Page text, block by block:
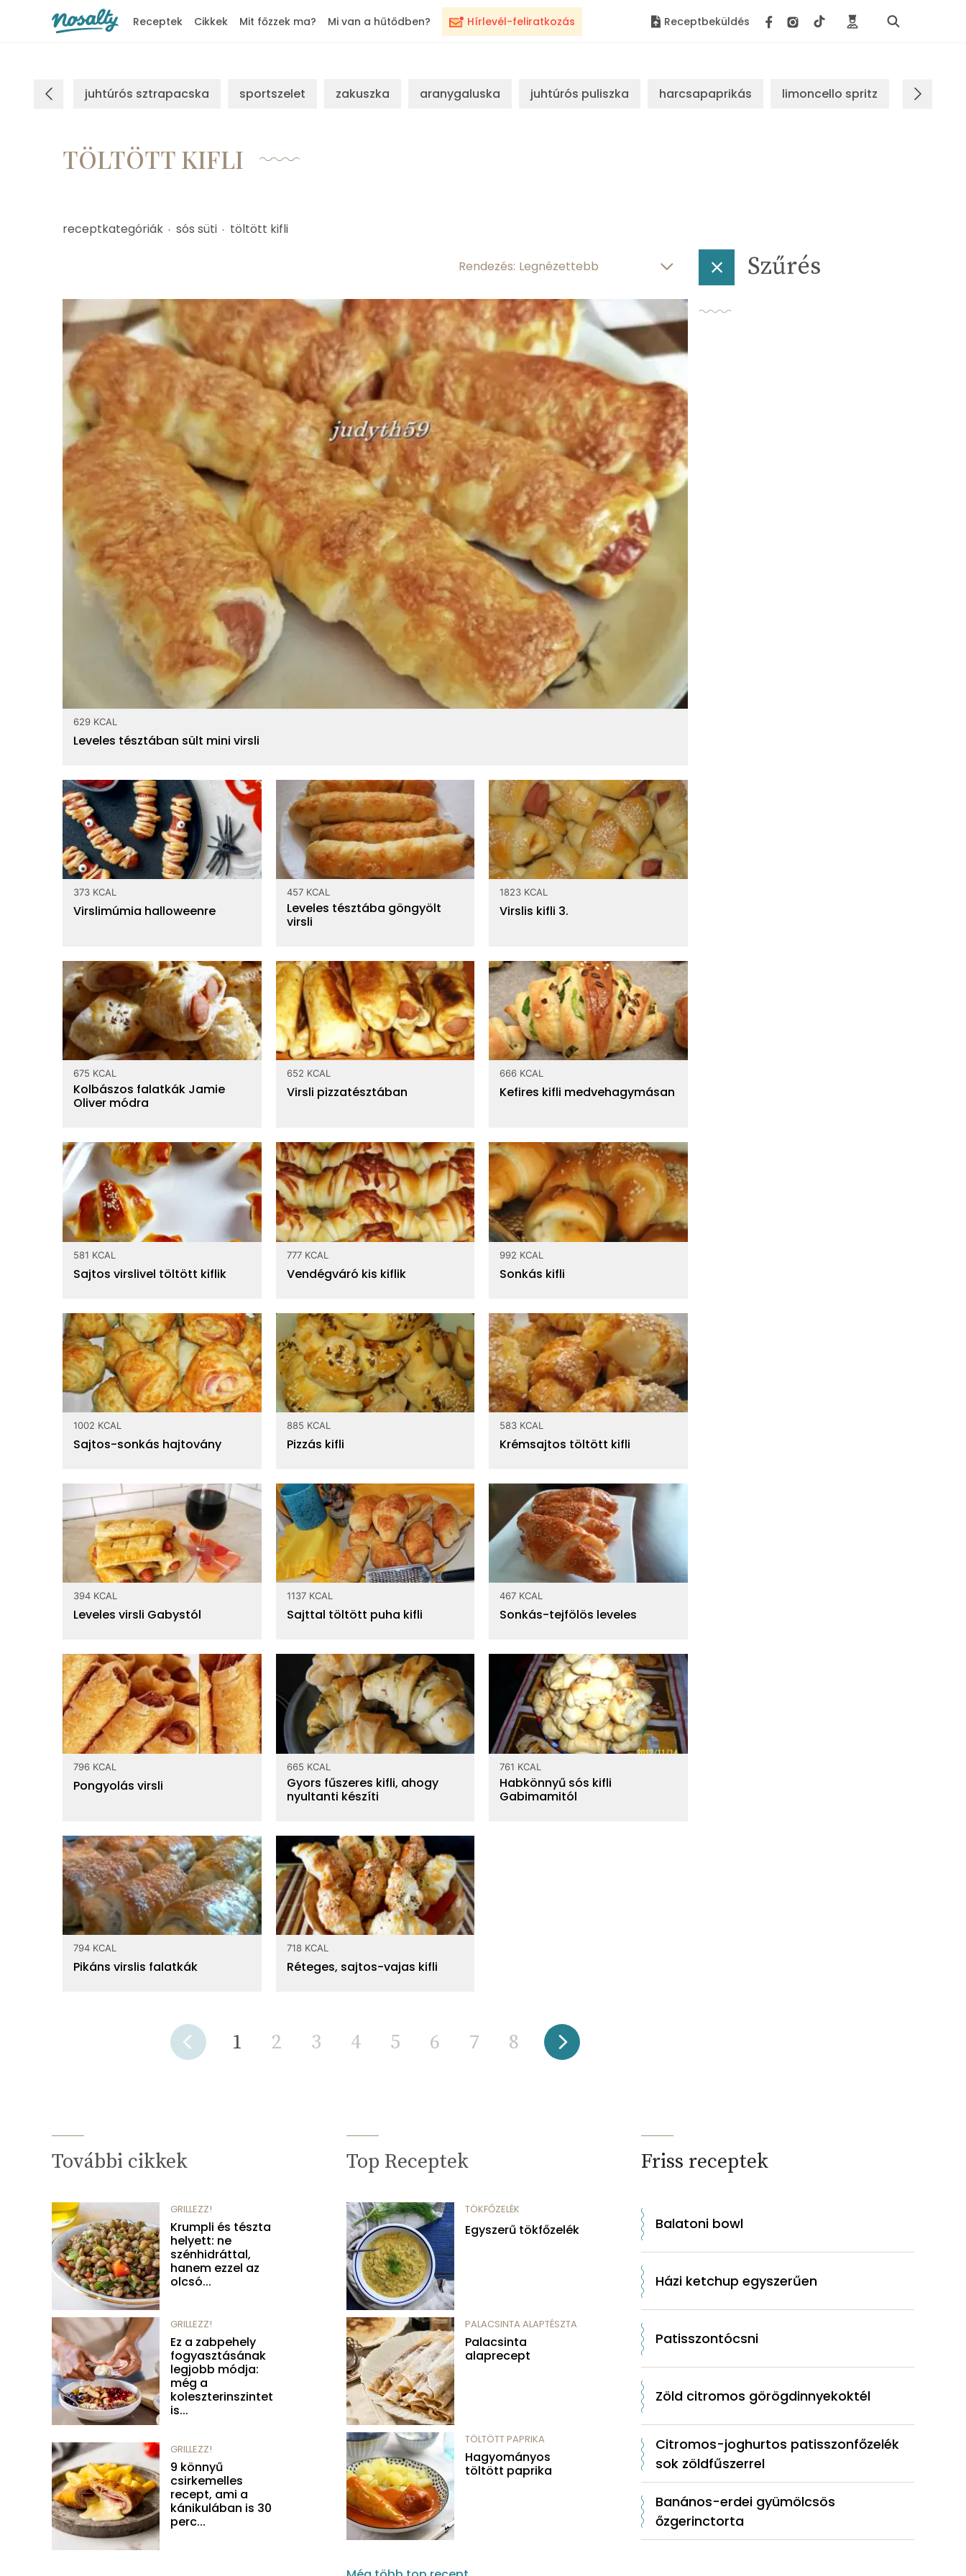
Hírlevél-feliratkozás
Receptek Cikkek Mit főzzek ma? Mi van a hűtődben? Receptbeküldés
juhtúrós sztrapacska sportszelet zakuszka aranygaluska juhtúrós puliszka harcsapaprikás limoncello spritz brassói
TÖLTÖTT KIFLI
receptkategóriák sós süti töltött kifli
Rendezés: Szűrés
629 KCAL
Leveles tésztában sült mini virsli
373 KCAL
Virslimúmia halloweenre
457 KCAL
Leveles tésztába göngyölt
virsli
1823 KCAL
Virslis kifli 3.
675 KCAL
Kolbászos falatkák Jamie
Oliver módra
652 KCAL
Virsli pizzatésztában
666 KCAL
Kefires kifli medvehagymásan
581 KCAL
Sajtos virslivel töltött kiflik
777 KCAL
Vendégváró kis kiflik
992 KCAL
Sonkás kifli
1002 KCAL
Sajtos-sonkás hajtovány
885 KCAL
Pizzás kifli
583 KCAL
Krémsajtos töltött kifli
394 KCAL
Leveles virsli Gabystól
1137 KCAL
Sajttal töltött puha kifli
467 KCAL
Sonkás-tejfölös leveles
796 KCAL
Pongyolás virsli
665 KCAL
Gyors fűszeres kifli, ahogy
nyultanti készíti
761 KCAL
Habkönnyű sós kifli
Gabimamitól
794 KCAL
Pikáns virslis falatkák
718 KCAL
Réteges, sajtos-vajas kifli
1 2 3 4 5 6 7 8
További cikkek
GRILLEZZ!
Krumpli és tészta
helyett: ne
szénhidráttal,
hanem ezzel az
olcsó...
GRILLEZZ!
Ez a zabpehely
fogyasztásának
legjobb módja:
még a
koleszterinszintet
is...
GRILLEZZ!
9 könnyű
csirkemelles
recept, ami a
kánikulában is 30
perc...
Top Receptek
TÖKFŐZELÉK
Egyszerű tökfőzelék
PALACSINTA ALAPTÉSZTA
Palacsinta
alaprecept
TÖLTÖTT PAPRIKA
Hagyományos
töltött paprika
Friss receptek
Balatoni bowl
Házi ketchup egyszerűen
Patisszontócsni
Zöld citromos görögdinnyekoktél
Citromos-joghurtos patisszonfőzelék
sok zöldfűszerrel
Banános-erdei gyümölcsös
őzgerinctorta